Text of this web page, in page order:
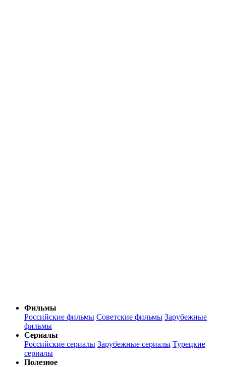
Фильмы
Российские фильмы Советские фильмы Зарубежные
фильмы
Сериалы
Российские сериалы Зарубежные сериалы Турецкие
сериалы
Полезное